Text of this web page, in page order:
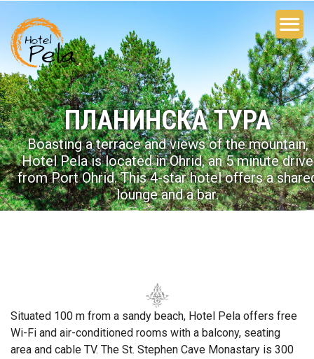
ПЛАНИНСКА ТУРА
Boasting a terrace and views of the mountain,
Hotel Pela is located in Ohrid, an 5 minute drive
from Port Ohrid. This 4-star hotel offers a
lounge and a bar.
Situated 100 m from a sandy beach, Hotel Pela offers free
Wi-Fi and air-conditioned rooms with a balcony, seating
area and cable TV. The St. Stephen Cave Monastary is 300